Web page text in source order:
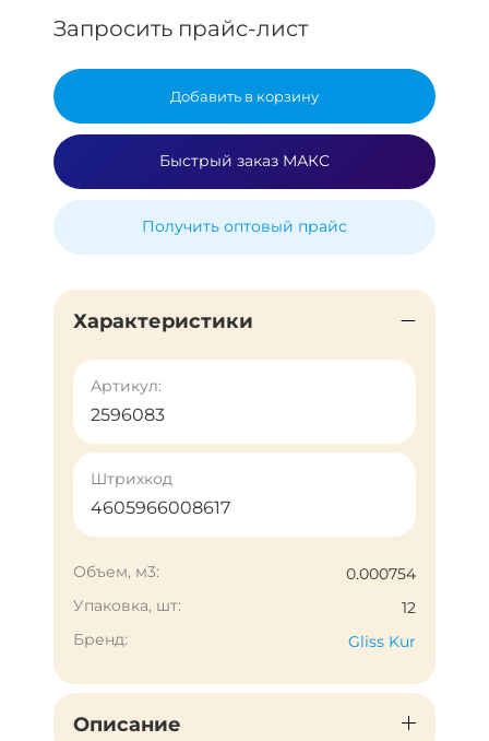
Запросить прайс-лист
Добавить в корзину
Быстрый заказ МАКС
Получить оптовый прайс
Характеристики
Артикул:
2596083
Штрихкод
4605966008617
Объем, м3:
0.000754
Упаковка, шт:
12
Бренд:
Gliss Kur
Описание